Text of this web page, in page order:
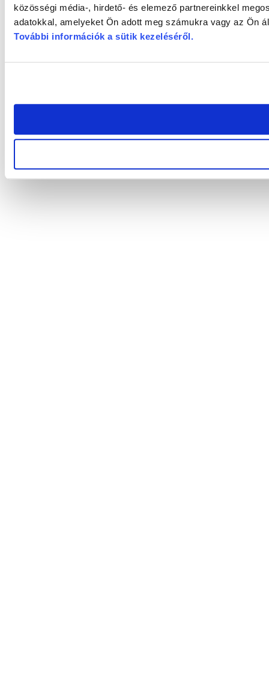
közösségi média-, hirdető- és elemező partnereinkkel
adatokkal, amelyeket Ön adott meg számukra vagy az Ön
További információk a sütik kezeléséről.